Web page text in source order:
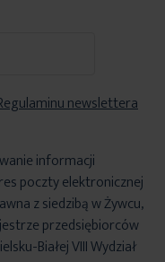
newslettera
informacji
poczty elektronicznej
z siedzibą w Żywcu,
przedsiębiorców
Białej VIII Wydział